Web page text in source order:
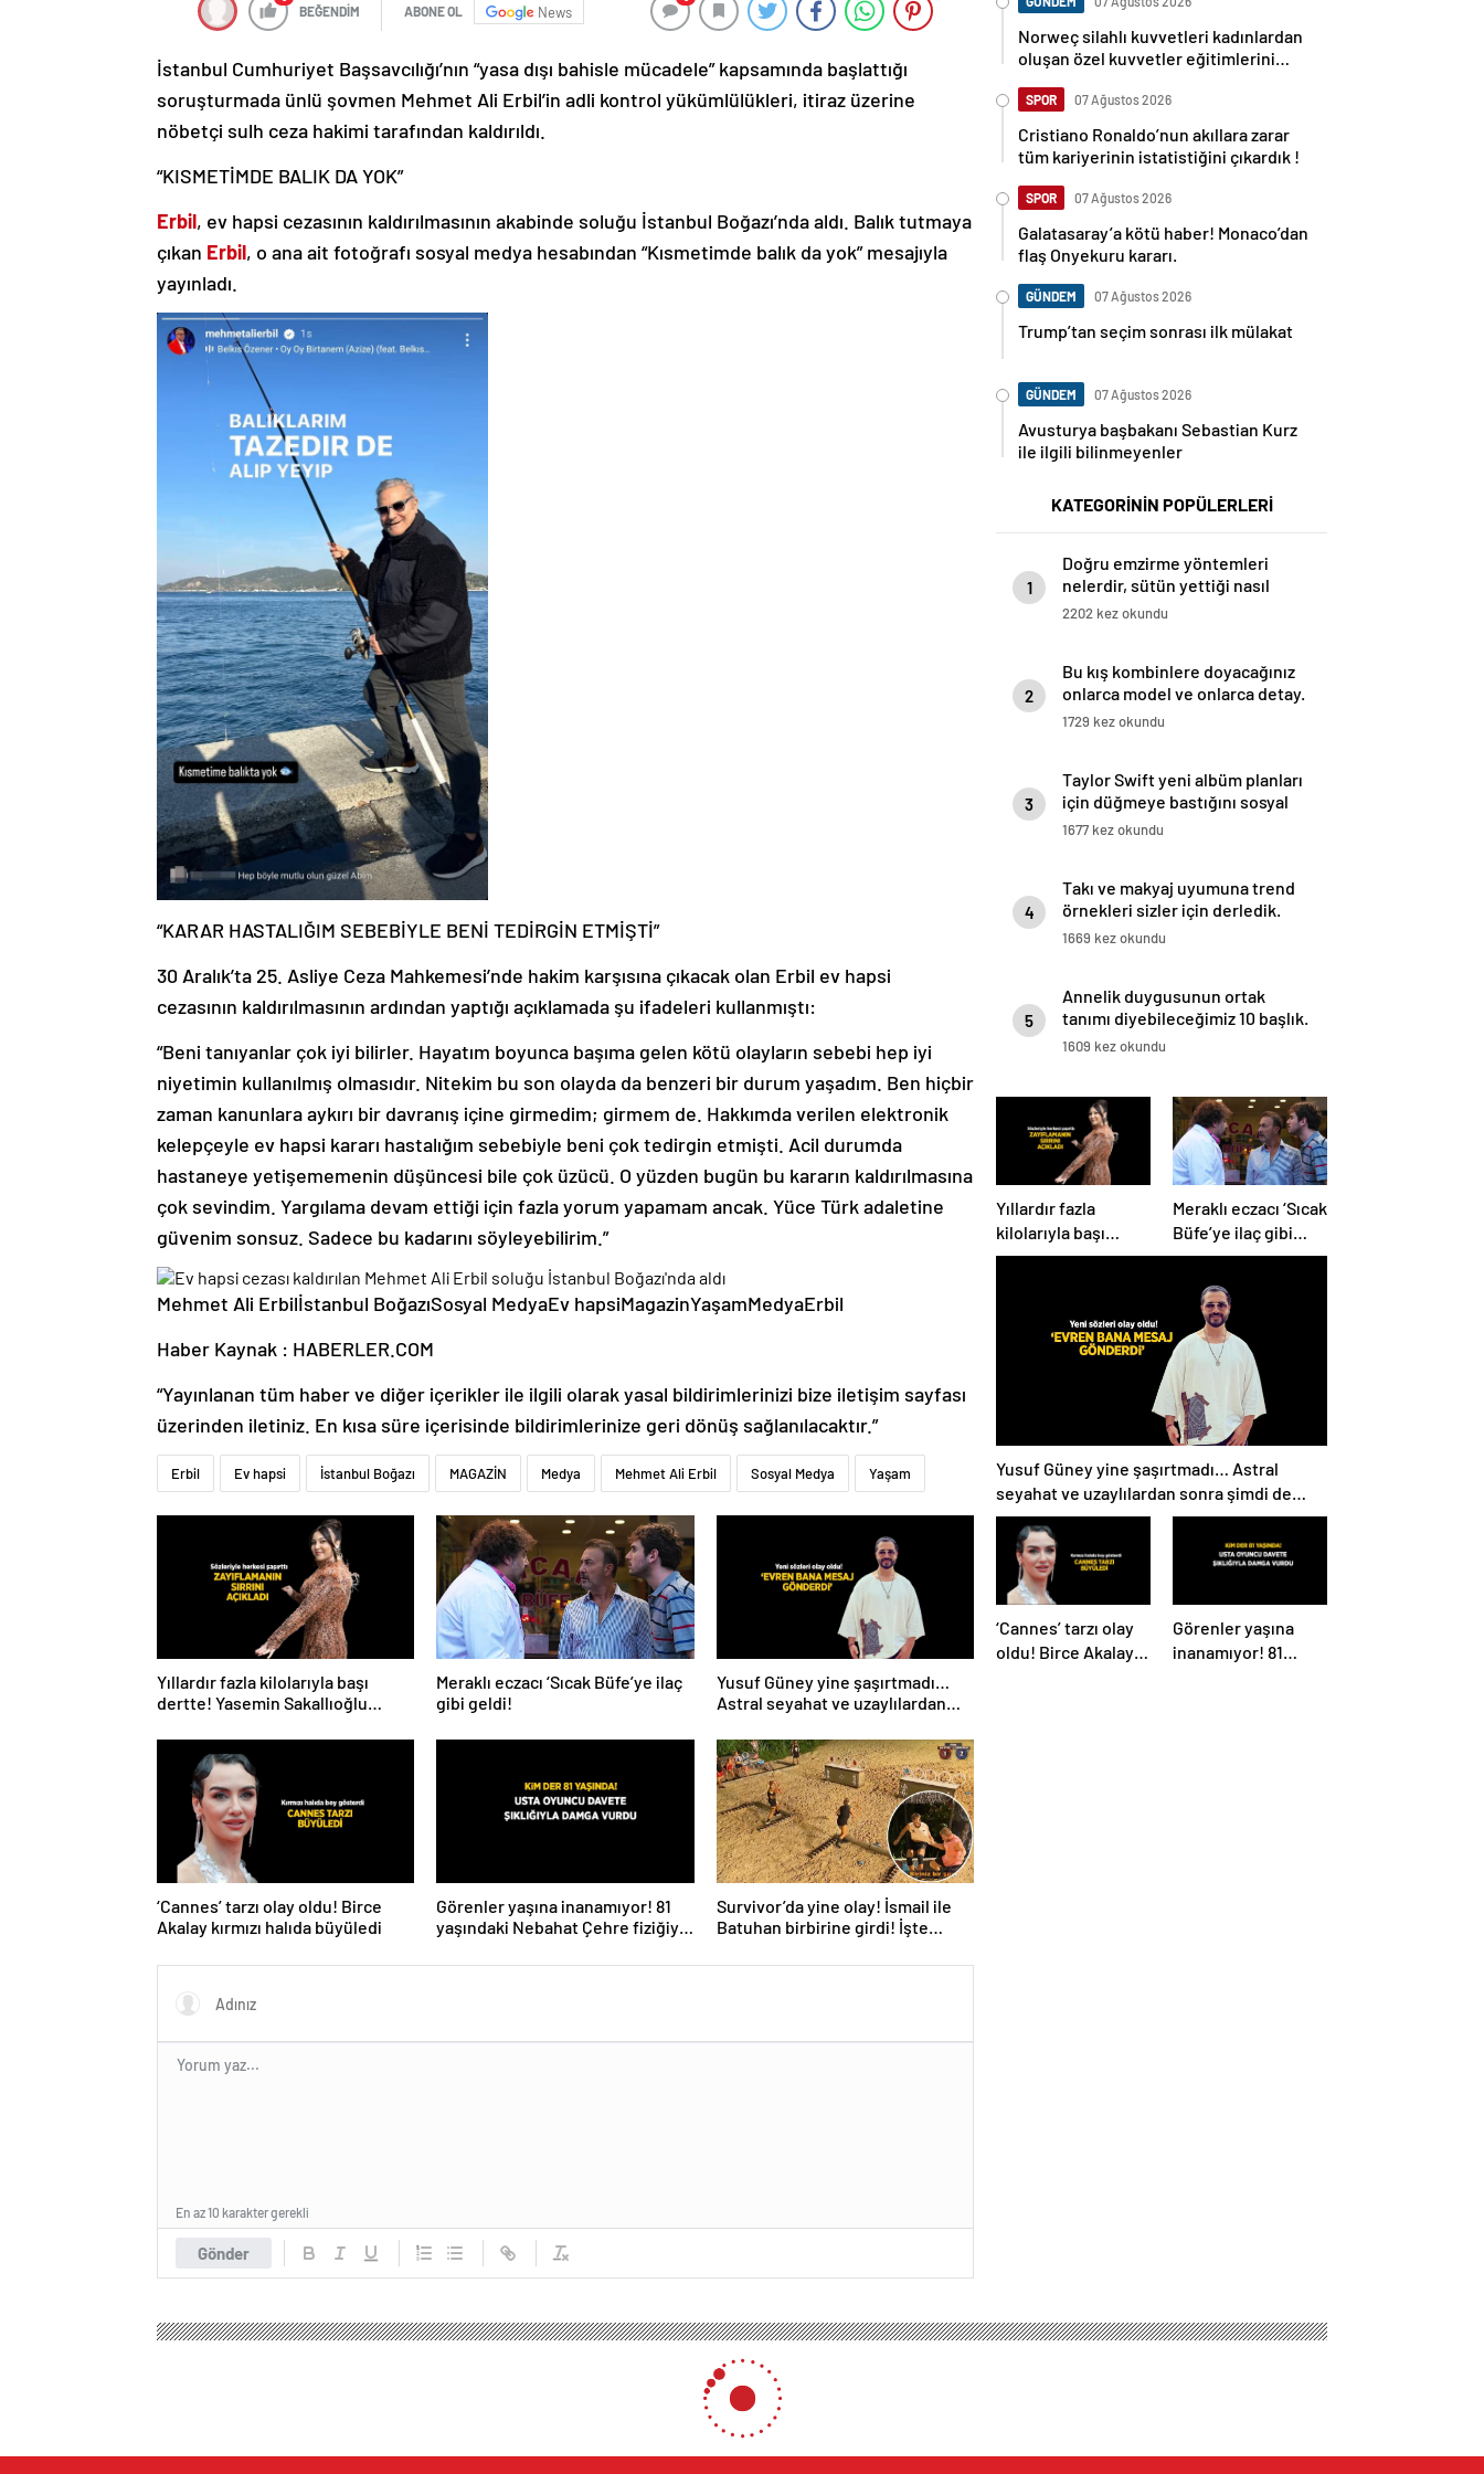
BEĞENDİM ABONE OL News
İstanbul Cumhuriyet Başsavcılığı’nın “yasa dışı bahisle mücadele” kapsamında başlattığı
soruşturmada ünlü şovmen Mehmet Ali Erbil’in adli kontrol yükümlülükleri, itiraz üzerine
nöbetçi sulh ceza hakimi tarafından kaldırıldı.
“KISMETİMDE BALIK DA YOK”
Erbil, ev hapsi cezasının kaldırılmasının akabinde soluğu İstanbul Boğazı’nda aldı. Balık tutmaya
çıkan Erbil, o ana ait fotoğrafı sosyal medya hesabından “Kısmetimde balık da yok” mesajıyla
yayınladı.
“KARAR HASTALIĞIM SEBEBİYLE BENİ TEDİRGİN ETMİŞTİ”
30 Aralık’ta 25. Asliye Ceza Mahkemesi’nde hakim karşısına çıkacak olan Erbil ev hapsi
cezasının kaldırılmasının ardından yaptığı açıklamada şu ifadeleri kullanmıştı:
“Beni tanıyanlar çok iyi bilirler. Hayatım boyunca başıma gelen kötü olayların sebebi hep iyi
niyetimin kullanılmış olmasıdır. Nitekim bu son olayda da benzeri bir durum yaşadım. Ben hiçbir
zaman kanunlara aykırı bir davranış içine girmedim; girmem de. Hakkımda verilen elektronik
kelepçeyle ev hapsi kararı hastalığım sebebiyle beni çok tedirgin etmişti. Acil durumda
hastaneye yetişememenin düşüncesi bile çok üzücü. O yüzden bugün bu kararın kaldırılmasına
çok sevindim. Yargılama devam ettiği için fazla yorum yapamam ancak. Yüce Türk adaletine
güvenim sonsuz. Sadece bu kadarını söyleyebilirim.”
Mehmet Ali Erbilİstanbul BoğazıSosyal MedyaEv hapsiMagazinYaşamMedyaErbil
Haber Kaynak : HABERLER.COM
“Yayınlanan tüm haber ve diğer içerikler ile ilgili olarak yasal bildirimlerinizi bize iletişim sayfası
üzerinden iletiniz. En kısa süre içerisinde bildirimlerinize geri dönüş sağlanılacaktır.”
Erbil Ev hapsi İstanbul Boğazı MAGAZİN Medya Mehmet Ali Erbil Sosyal Medya Yaşam
Yıllardır fazla kilolarıyla başı
dertte! Yasemin Sakallıoğlu
Meraklı eczacı ‘Sıcak Büfe’ye ilaç
gibi geldi!
Yusuf Güney yine şaşırtmadı…
Astral seyahat ve uzaylılardan
mesaj gönderdi’
‘Cannes’ tarzı olay oldu! Birce
Akalay kırmızı halıda büyüledi
Görenler yaşına inanamıyor! 81
yaşındaki Nebahat Çehre fiziğiyle
Survivor’da yine olay! İsmail ile
Batuhan birbirine girdi! İşte
Gönder
En az 10 karakter gerekli
Norweç silahlı kuvvetleri kadınlardan
oluşan özel kuvvetler eğitimlerini
SPOR 07 Ağustos 2026
Cristiano Ronaldo’nun akıllara zarar
tüm kariyerinin istatistiğini çıkardık !
SPOR 07 Ağustos 2026
Galatasaray’a kötü haber! Monaco’dan
flaş Onyekuru kararı.
GÜNDEM 07 Ağustos 2026
Trump’tan seçim sonrası ilk mülakat
GÜNDEM 07 Ağustos 2026
Avusturya başbakanı Sebastian Kurz
ile ilgili bilinmeyenler
KATEGORİNİN POPÜLERLERİ
1
Doğru emzirme yöntemleri
nelerdir, sütün yettiği nasıl
anlaşılır?
2202 kez okundu
2
Bu kış kombinlere doyacağınız
onlarca model ve onlarca detay.
1729 kez okundu
3
Taylor Swift yeni albüm planları
için düğmeye bastığını sosyal
medyadan duyurdu!
1677 kez okundu
4
Takı ve makyaj uyumuna trend
örnekleri sizler için derledik.
1669 kez okundu
5
Annelik duygusunun ortak
tanımı diyebileceğimiz 10 başlık.
1609 kez okundu
Yıllardır fazla
kilolarıyla başı
dertte! Yasemin
sırrını açıkladı
Meraklı eczacı ‘Sıcak
Büfe’ye ilaç gibi
geldi!
Yusuf Güney yine şaşırtmadı… Astral
seyahat ve uzaylılardan sonra şimdi de
evren! ‘Bana mesaj gönderdi’
‘Cannes’ tarzı olay
oldu! Birce Akalay
Görenler yaşına
inanamıyor! 81
Zeynep Casalini’den “intihar” itirafı